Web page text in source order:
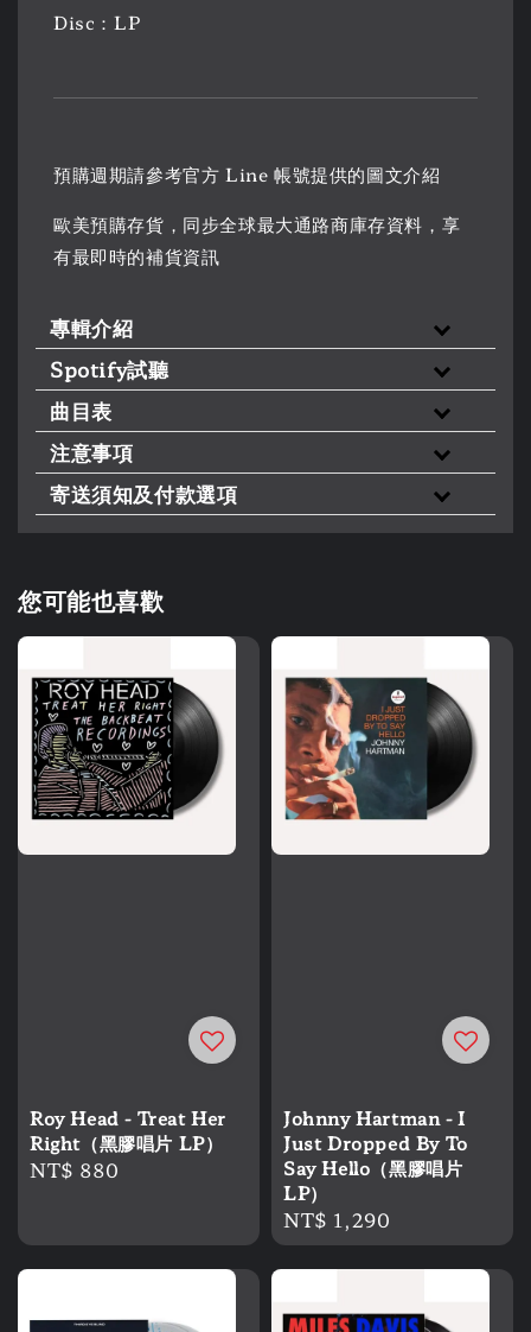
Disc：LP
預購週期請參考官方 Line 帳號提供的圖文介紹
歐美預購存貨，同步全球最大通路商庫存資料，享
有最即時的補貨資訊
專輯介紹
Spotify試聽
曲目表
注意事項
寄送須知及付款選項
您可能也喜歡
Roy Head - Treat Her
Right（黑膠唱片 LP）
Regular
NT$ 880
Johnny Hartman - I
Just Dropped By To
Say Hello（黑膠唱片
LP）
Regular
price
NT$ 1,290